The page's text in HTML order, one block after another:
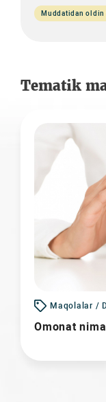
Muddatidan oldin
Tematik
Maqolalar /
Omonat